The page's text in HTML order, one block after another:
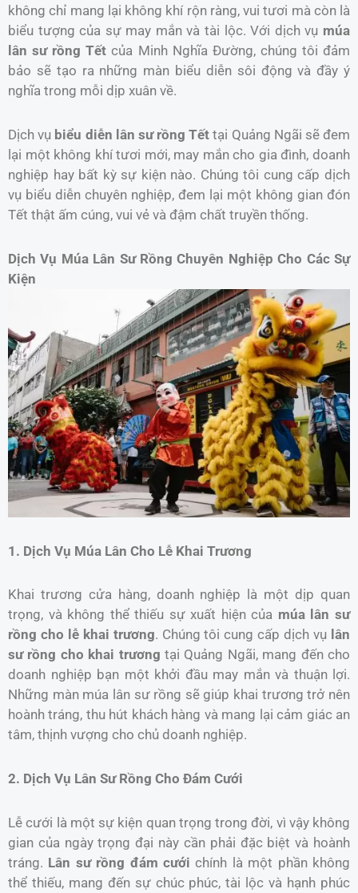
không chỉ mang lại không khí rộn ràng, vui tươi mà còn là
biểu tượng của sự may mắn và tài lộc. Với dịch vụ múa
lân sư rồng Tết của Minh Nghĩa Đường, chúng tôi đảm
bảo sẽ tạo ra những màn biểu diễn sôi động và đầy ý
nghĩa trong mỗi dịp xuân về.
Dịch vụ biểu diễn lân sư rồng Tết tại Quảng Ngãi sẽ đem
lại một không khí tươi mới, may mắn cho gia đình, doanh
nghiệp hay bất kỳ sự kiện nào. Chúng tôi cung cấp dịch
vụ biểu diễn chuyên nghiệp, đem lại một không gian đón
Tết thật ấm cúng, vui vẻ và đậm chất truyền thống.
Dịch Vụ Múa Lân Sư Rồng Chuyên Nghiệp Cho Các Sự
Kiện
1. Dịch Vụ Múa Lân Cho Lễ Khai Trương
Khai trương cửa hàng, doanh nghiệp là một dịp quan
trọng, và không thể thiếu sự xuất hiện của múa lân sư
rồng cho lễ khai trương. Chúng tôi cung cấp dịch vụ lân
sư rồng cho khai trương tại Quảng Ngãi, mang đến cho
doanh nghiệp bạn một khởi đầu may mắn và thuận lợi.
Những màn múa lân sư rồng sẽ giúp khai trương trở nên
hoành tráng, thu hút khách hàng và mang lại cảm giác an
tâm, thịnh vượng cho chủ doanh nghiệp.
2. Dịch Vụ Lân Sư Rồng Cho Đám Cưới
Lễ cưới là một sự kiện quan trọng trong đời, vì vậy không
gian của ngày trọng đại này cần phải đặc biệt và hoành
tráng. Lân sư rồng đám cưới chính là một phần không
thể thiếu, mang đến sự chúc phúc, tài lộc và hạnh phúc